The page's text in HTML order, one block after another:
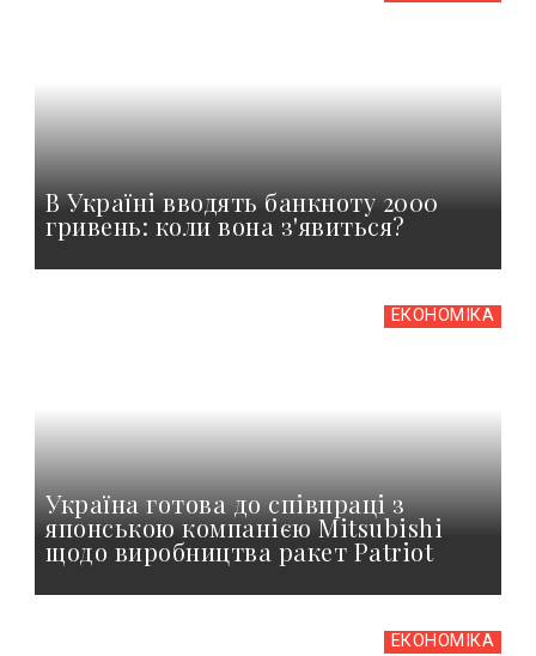
В Україні вводять банкноту 2000
гривень: коли вона з'явиться?
ЕКОНОМІКА
Україна готова до співпраці з
японською компанією Mitsubishi
щодо виробництва ракет Patriot
ЕКОНОМІКА